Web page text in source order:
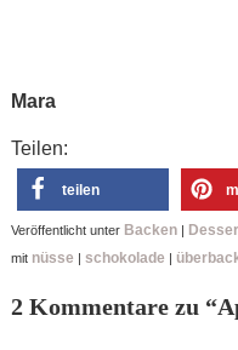
Mara
Teilen:
teilen
Veröffentlicht unter Backen|
mit nüsse | schokolade |
2 Kommentare zu “